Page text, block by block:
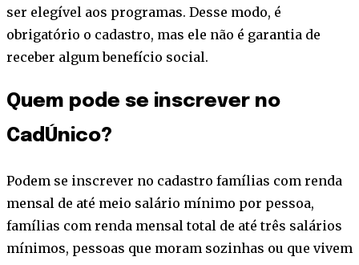
ser elegível aos programas. Desse modo, é
obrigatório o cadastro, mas ele não é garantia de
receber algum benefício social.
Quem pode se inscrever no
CadÚnico?
Podem se inscrever no cadastro famílias com renda
mensal de até meio salário mínimo por pessoa,
famílias com renda mensal total de até três salários
mínimos, pessoas que moram sozinhas ou que vivem